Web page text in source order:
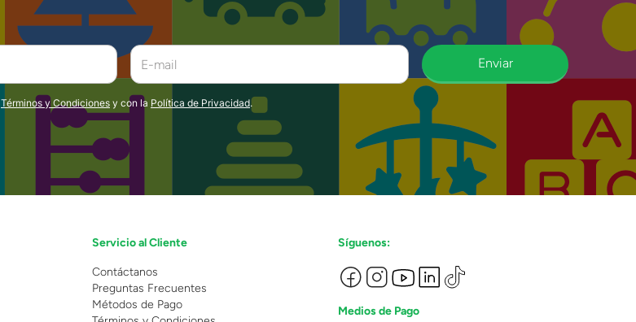
Enviar
Términos y Condiciones y con la Política de Privacidad.
Servicio al Cliente
Contáctanos
Preguntas Frecuentes
Métodos de Pago
Síguenos:
Medios de Pago